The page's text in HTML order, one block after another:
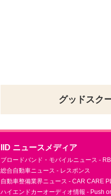
グッドスク
IID ニュースメディア
ブロードバンド・モバイルニュース -
総合自動車ニュース - レスポンス
自動車整備業界ニュース - CAR CARE
ハイエンドカーオーディオ情報 - Push